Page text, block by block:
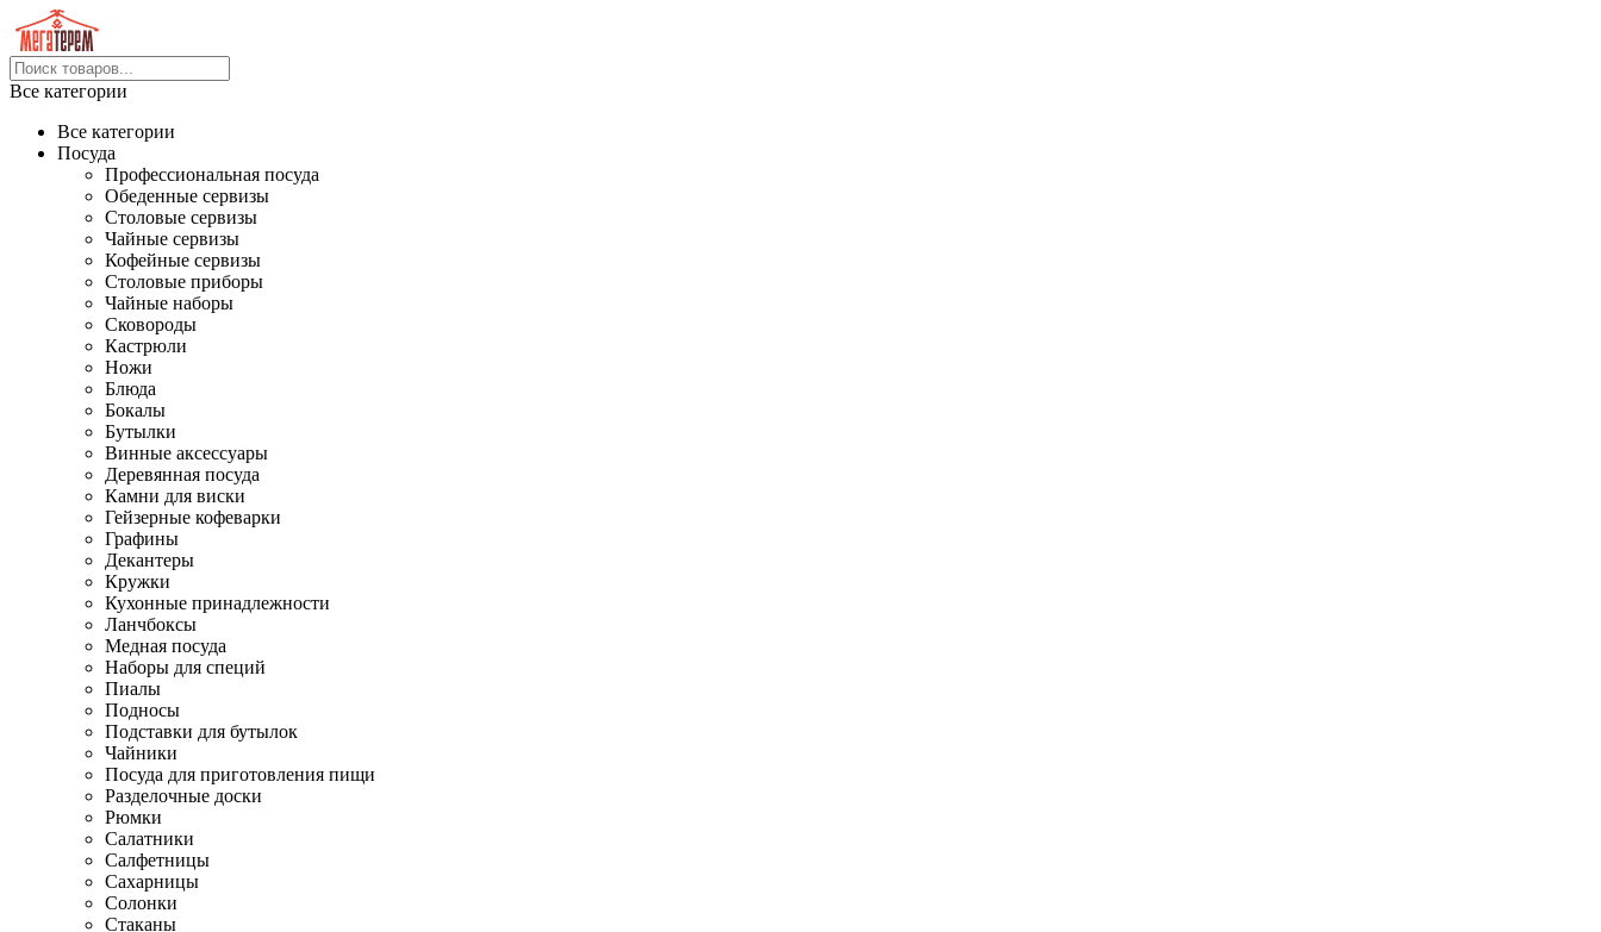
Все категории
Все категории
Посуда
Профессиональная посуда
Обеденные сервизы
Столовые сервизы
Чайные сервизы
Кофейные сервизы
Столовые приборы
Чайные наборы
Сковороды
Кастрюли
Ножи
Блюда
Бокалы
Бутылки
Винные аксессуары
Деревянная посуда
Камни для виски
Гейзерные кофеварки
Графины
Декантеры
Кружки
Кухонные принадлежности
Ланчбоксы
Медная посуда
Наборы для специй
Пиалы
Подносы
Подставки для бутылок
Чайники
Посуда для приготовления пищи
Разделочные доски
Рюмки
Салатники
Салфетницы
Сахарницы
Солонки
Стаканы